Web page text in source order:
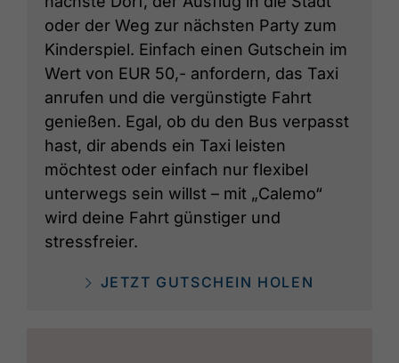
oder der Weg zur nächsten Party zum
Kinderspiel. Einfach einen Gutschein im
Wert von EUR 50,- anfordern, das Taxi
anrufen und die vergünstigte Fahrt
genießen. Egal, ob du den Bus verpasst
hast, dir abends ein Taxi leisten
möchtest oder einfach nur flexibel
unterwegs sein willst – mit „Calemo“
wird deine Fahrt günstiger und
stressfreier.
JETZT GUTSCHEIN HOLEN